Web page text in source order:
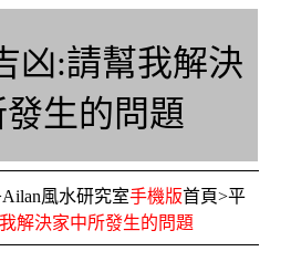
凶:請幫我解決
生的問題
Ailan風水研究室手機版首頁>平
解決家中所發生的問題